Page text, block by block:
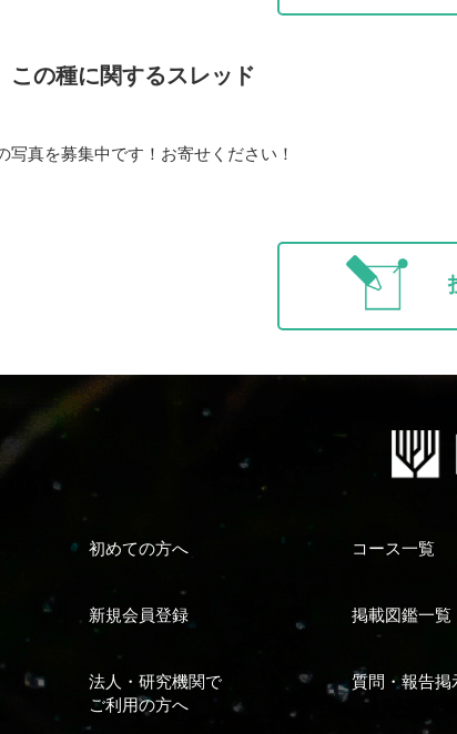
この種に関するスレッド
写真を募集中です！お寄せください！
初めての方へ コース一覧
新規会員登録 掲載図鑑一覧
法人・研究機関で
ご利用の方へ
質問・報告掲